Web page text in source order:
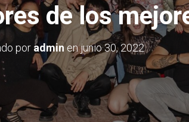
de los
por adminenjunio 30, 2022